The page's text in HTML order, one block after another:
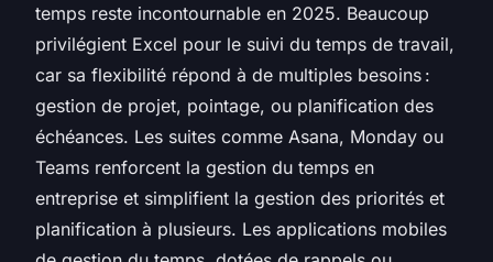
temps reste incontournable en 2025. Beaucoup
privilégient Excel pour le suivi du temps de travail,
car sa flexibilité répond à de multiples besoins :
gestion de projet, pointage, ou planification des
échéances. Les suites comme Asana, Monday ou
Teams renforcent la gestion du temps en
entreprise et simplifient la gestion des priorités et
planification à plusieurs. Les applications mobiles